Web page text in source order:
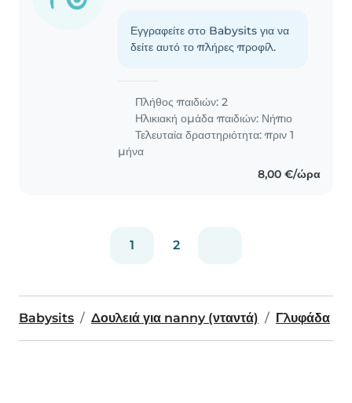
Εγγραφείτε στο Babysits για να
δείτε αυτό το πλήρες προφίλ.
Πλήθος παιδιών: 2
Ηλικιακή ομάδα παιδιών: Νήπιο
Τελευταία δραστηριότητα: πριν 1
μήνα
8,00 €/ώρα
1 2
Babysits Δουλειά για nanny (νταντά) Γλυφάδα